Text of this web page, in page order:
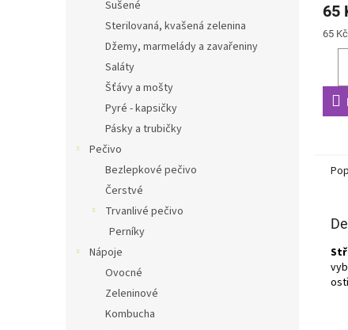
Sušené
Sterilovaná, kvašená zelenina
Džemy, marmelády a zavařeniny
Saláty
Šťávy a mošty
Pyré - kapsičky
Pásky a trubičky
Pečivo
Bezlepkové pečivo
Čerstvé
Trvanlivé pečivo
Perníky
Nápoje
Ovocné
Zeleninové
Kombucha
65
Měrná
cena:
65